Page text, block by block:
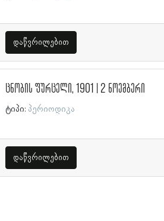
დაწვრილებით
ცნობის ფურცელი, 1901 | 2 ნოემბერი
ტიპი: პერიოდიკა
დაწვრილებით